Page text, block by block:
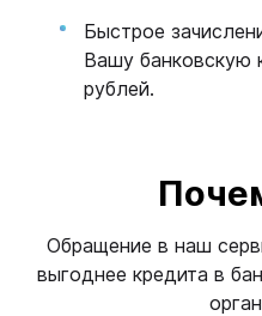
Быстрое
Вашу банковскую
рублей.
Обращение в наш
выгоднее кредита в